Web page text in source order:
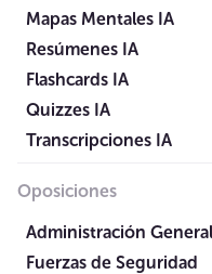
Mapas Mentales IA
Resúmenes IA
Flashcards IA
Quizzes IA
Transcripciones IA
Oposiciones
Administración General
Fuerzas de Seguridad